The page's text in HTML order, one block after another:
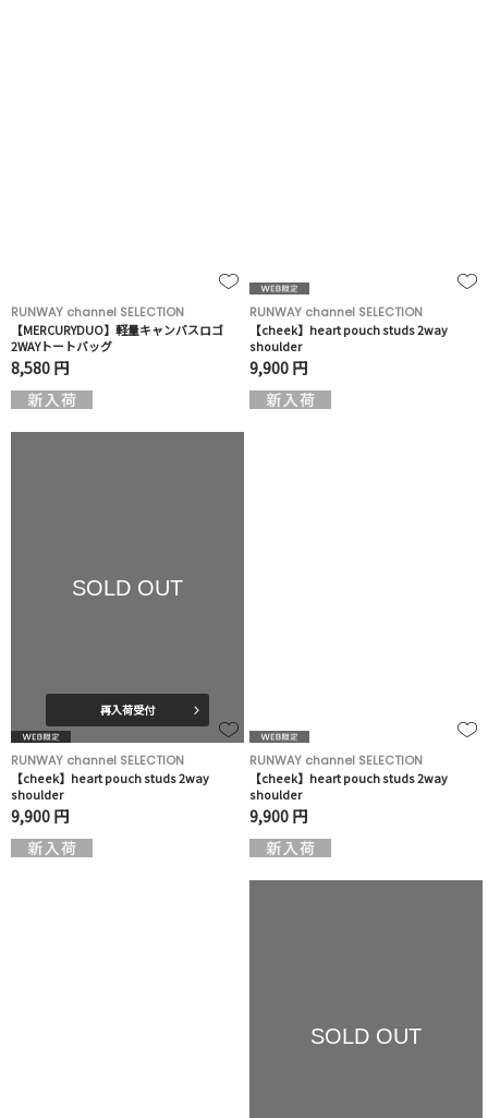
RUNWAY channel SELECTION
【MERCURYDUO】軽量キャンバスロゴ
2WAYトートバッグ
8,580 円
RUNWAY channel SELECTION
【cheek】heart pouch studs 2way
shoulder
9,900 円
SOLD OUT
再入荷受付
RUNWAY channel SELECTION
【cheek】heart pouch studs 2way
shoulder
9,900 円
RUNWAY channel SELECTION
【cheek】heart pouch studs 2way
shoulder
9,900 円
SOLD OUT